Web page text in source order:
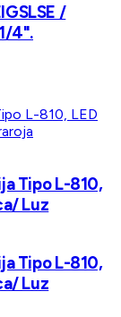
/
4".
Tipo L-810,
Luz
Tipo L-810,
Luz